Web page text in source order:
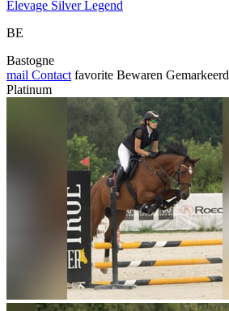
Elevage Silver Legend
BE
Bastogne
mail Contact favorite Bewaren Gemarkeerd
Platinum